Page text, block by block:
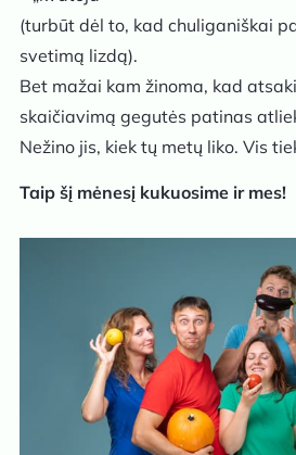
(turbūt dėl to, kad chuliganiškai
svetimą lizdą).
Bet mažai kam žinoma, kad
skaičiavimą gegutės patinas
Nežino jis, kiek tų metų liko. Vis
Taip šį mėnesį kukuosime ir mes!